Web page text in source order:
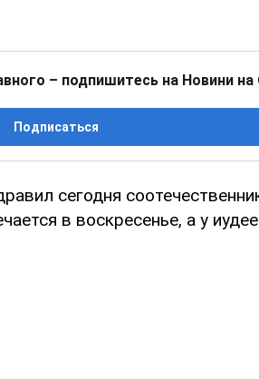
– подпишитесь на Новини на
Подписаться
сегодня
в воскресенье, а у